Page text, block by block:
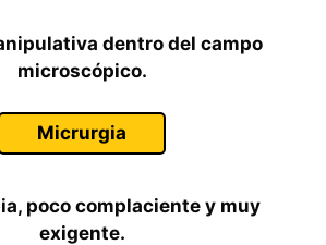
dentro del campo
microscópico.
Micrurgia
poco complaciente y muy
exigente.